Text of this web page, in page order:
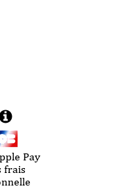
Pay
frais